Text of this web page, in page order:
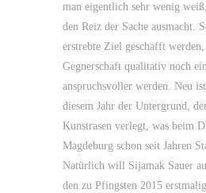
man eigentlich sehr wenig
den Reiz der Sache ausmacht.
erstrebte Ziel geschafft
Gegnerschaft qualitativ noch
anspruchsvoller werden. Neu
diesem Jahr der Untergrund,
Kunstrasen verlegt, was beim
Magdeburg schon seit Jahren
Natürlich will Sijamak Sauer
den zu Pfingsten 2015